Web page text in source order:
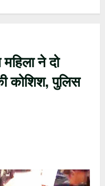
ने दो
कोशिश, पुलिस